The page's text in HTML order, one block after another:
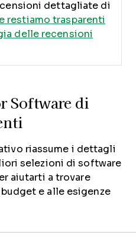
dettagliate di
restiamo trasparenti
delle recensioni
Software di
riassume i dettagli
selezioni di software
aiutarti a trovare
e alle esigenze